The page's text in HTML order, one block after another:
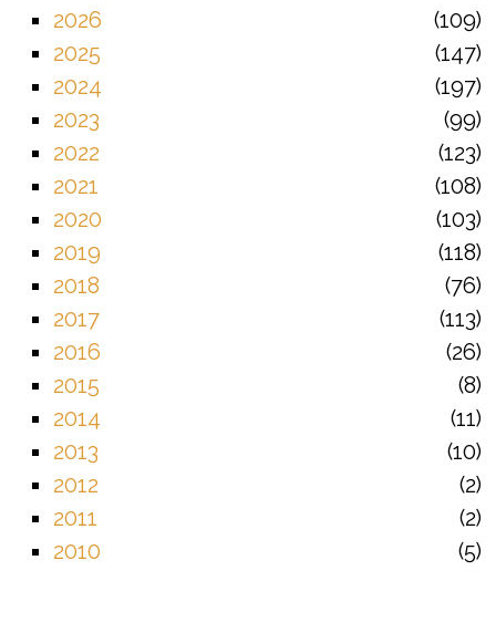
2026
109
2025
147
2024
197
2023
99
2022
123
2021
108
2020
103
2019
118
2018
76
2017
113
2016
26
2015
8
2014
11
2013
10
2012
2
2011
2
2010
5